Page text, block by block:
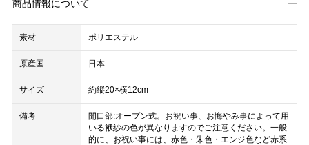
商品情報について
素材 ポリエステル
原産国 日本
サイズ 約縦20×横12cm
備考
開口部:オープン式。お祝い事、お悔やみ事によって用
いる袱紗の色が異なりますのでご注意ください。一般
的に、お祝い事には、赤色・朱色・エンジ色など赤系